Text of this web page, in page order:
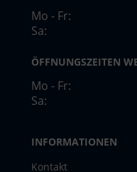
Mo - Fr:
Sa:
ÖFFNUNGSZEITEN
Mo - Fr:
Sa:
INFORMATIONEN
Kontakt